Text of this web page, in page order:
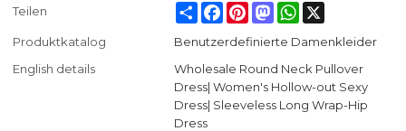
Teilen ShareFacebook
PinterestMastodonWhatsApp
Produktkatalog
Benutzerdefinierte Damenkleider
English details
Wholesale Round Neck Pullover
Dress| Women's Hollow-out Sexy
Dress| Sleeveless Long Wrap-Hip
Dress